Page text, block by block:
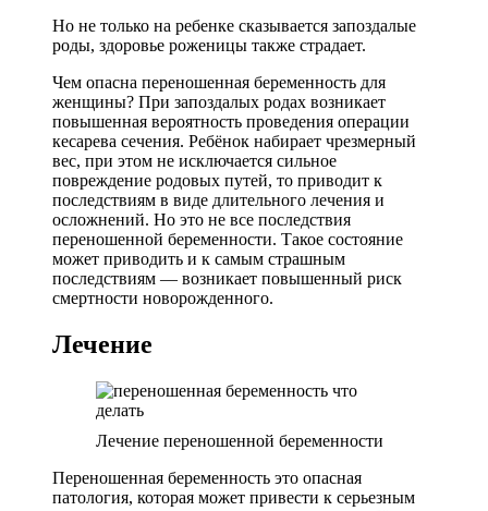
Но не только на ребенке сказывается запоздалые
роды, здоровье роженицы также страдает.
Чем опасна переношенная беременность для
женщины? При запоздалых родах возникает
повышенная вероятность проведения операции
кесарева сечения. Ребёнок набирает чрезмерный
вес, при этом не исключается сильное
повреждение родовых путей, то приводит к
последствиям в виде длительного лечения и
осложнений. Но это не все последствия
переношенной беременности. Такое состояние
может приводить и к самым страшным
последствиям — возникает повышенный риск
смертности новорожденного.
Лечение
Лечение переношенной беременности
Переношенная беременность это опасная
патология, которая может привести к серьезным